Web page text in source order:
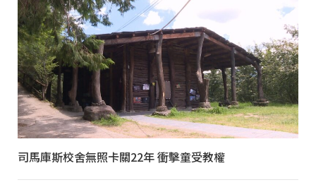
司馬庫斯校舍無照卡關22年 衝擊童受教權